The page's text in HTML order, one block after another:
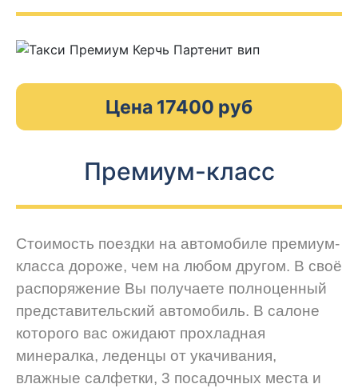
Цена 17400 руб
Премиум-класс
Стоимость поездки на автомобиле премиум-
класса дороже, чем на любом другом. В своё
распоряжение Вы получаете полноценный
представительский автомобиль. В салоне
которого вас ожидают прохладная
минералка, леденцы от укачивания,
влажные салфетки, 3 посадочных места и